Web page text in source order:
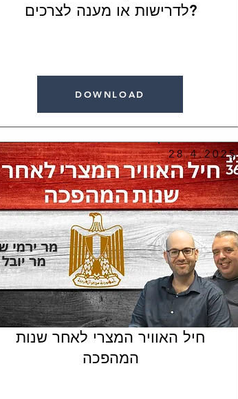
לדרישות או מענה לצרכים?
DOWNLOAD
28.4.2025
חיל האוויר המצרי לאחר שנות
המהפכה